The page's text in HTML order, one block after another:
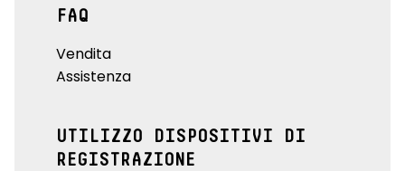
FAQ
Vendita
Assistenza
UTILIZZO DISPOSITIVI DI
REGISTRAZIONE